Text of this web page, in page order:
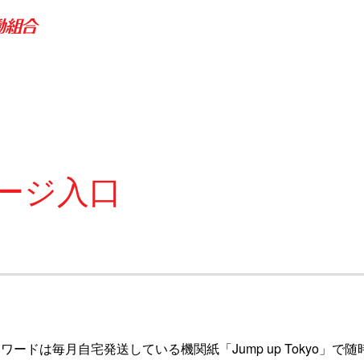
ジ入口
ードは毎月自宅発送している機関紙「Jump up Tokyo」で随